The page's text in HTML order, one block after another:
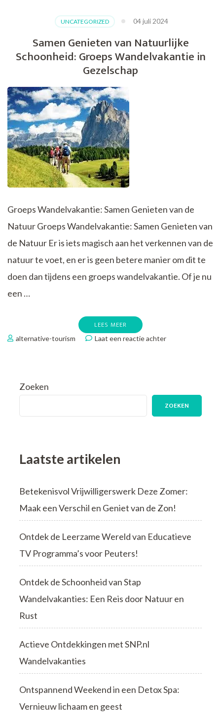
Magie
een
Wandelvakantie
UNCATEGORIZED 04 juli 2024
Samen Genieten van Natuurlijke
Schoonheid: Groeps Wandelvakantie in
Gezelschap
Groeps Wandelvakantie: Samen Genieten van de
Natuur Groeps Wandelvakantie: Samen Genieten van
de Natuur Er is iets magisch aan het verkennen van de
natuur te voet, en er is geen betere manier om dit te
doen dan tijdens een groeps wandelvakantie. Of je nu
een …
LEES MEER
alternative-tourism Laat een reactie achterop
Wandelvakantie
Zoeken
ZOEKEN
Laatste artikelen
Betekenisvol Vrijwilligerswerk Deze Zomer:
Maak een Verschil en Geniet van de Zon!
Ontdek de Leerzame Wereld van Educatieve
TV Programma’s voor Peuters!
Ontdek de Schoonheid van Stap
Wandelvakanties: Een Reis door Natuur en
Rust
Actieve Ontdekkingen met SNP.nl
Wandelvakanties
Ontspannend Weekend in een Detox Spa:
Vernieuw lichaam en geest